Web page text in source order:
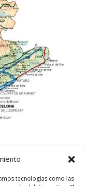
tecnologías como las